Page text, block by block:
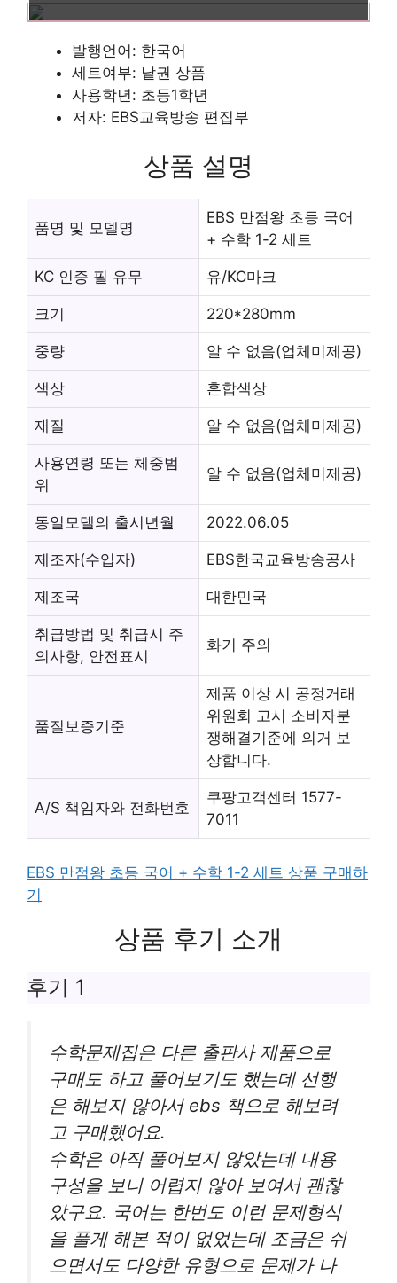
발행언어: 한국어
세트여부: 낱권 상품
사용학년: 초등1학년
저자: EBS교육방송 편집부
상품 설명
품명 및 모델명
EBS 만점왕 초등 국어
+ 수학 1-2 세트
KC 인증 필 유무 유/KC마크
크기 220*280mm
중량 알 수 없음(업체미제공)
색상 혼합색상
재질 알 수 없음(업체미제공)
사용연령 또는 체중범
위
알 수 없음(업체미제공)
동일모델의 출시년월 2022.06.05
제조자(수입자) EBS한국교육방송공사
제조국 대한민국
취급방법 및 취급시 주
의사항, 안전표시
화기 주의
품질보증기준
제품 이상 시 공정거래
위원회 고시 소비자분
쟁해결기준에 의거 보
상합니다.
A/S 책임자와 전화번호
쿠팡고객센터 1577-
7011
EBS 만점왕 초등 국어 + 수학 1-2 세트 상품 구매하
기
상품 후기 소개
후기 1
수학문제집은 다른 출판사 제품으로
구매도 하고 풀어보기도 했는데 선행
은 해보지 않아서 ebs 책으로 해보려
고 구매했어요.
수학은 아직 풀어보지 않았는데 내용
구성을 보니 어렵지 않아 보여서 괜찮
았구요. 국어는 한번도 이런 문제형식
을 풀게 해본 적이 없었는데 조금은 쉬
으면서도 다양한 유형으로 문제가 나